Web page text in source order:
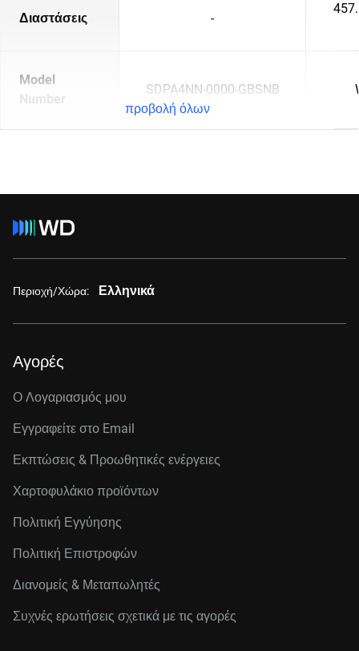
Διαστάσεις -
Model
Number
SDPA4NN-0000-GBSNB
προβολή όλων
Περιοχή/Χώρα: Ελληνικά
Αγορές
Ο Λογαριασμός μου
Εγγραφείτε στo Email
Εκπτώσεις & Προωθητικές ενέργειες
Χαρτοφυλάκιο προϊόντων
Πολιτική Εγγύησης
Πολιτική Επιστροφών
Διανομείς & Μεταπωλητές
Συχνές ερωτήσεις σχετικά με τις αγορές